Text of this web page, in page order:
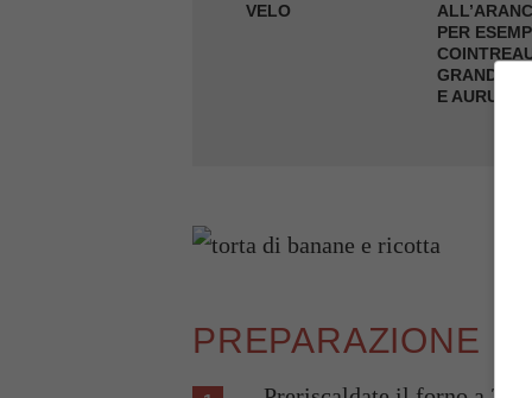
VELO
PER
GRAND
E AURUM
PREPARAZIONE